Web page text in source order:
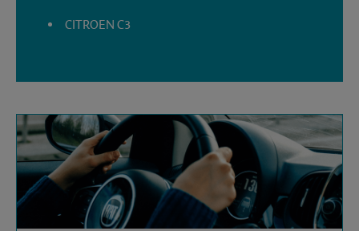
CITROEN C3